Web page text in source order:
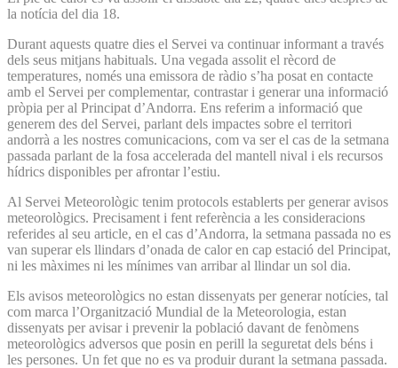
la notícia del dia 18.
Durant aquests quatre dies el Servei va continuar informant a través
dels seus mitjans habituals. Una vegada assolit el rècord de
temperatures, només una emissora de ràdio s’ha posat en contacte
amb el Servei per complementar, contrastar i generar una informació
pròpia per al Principat d’Andorra. Ens referim a informació que
generem des del Servei, parlant dels impactes sobre el territori
andorrà a les nostres comunicacions, com va ser el cas de la setmana
passada parlant de la fosa accelerada del mantell nival i els recursos
hídrics disponibles per afrontar l’estiu.
Al Servei Meteorològic tenim protocols establerts per generar avisos
meteorològics. Precisament i fent referència a les consideracions
referides al seu article, en el cas d’Andorra, la setmana passada no es
van superar els llindars d’onada de calor en cap estació del Principat,
ni les màximes ni les mínimes van arribar al llindar un sol dia.
Els avisos meteorològics no estan dissenyats per generar notícies, tal
com marca l’Organització Mundial de la Meteorologia, estan
dissenyats per avisar i prevenir la població davant de fenòmens
meteorològics adversos que posin en perill la seguretat dels béns i
les persones. Un fet que no es va produir durant la setmana passada.